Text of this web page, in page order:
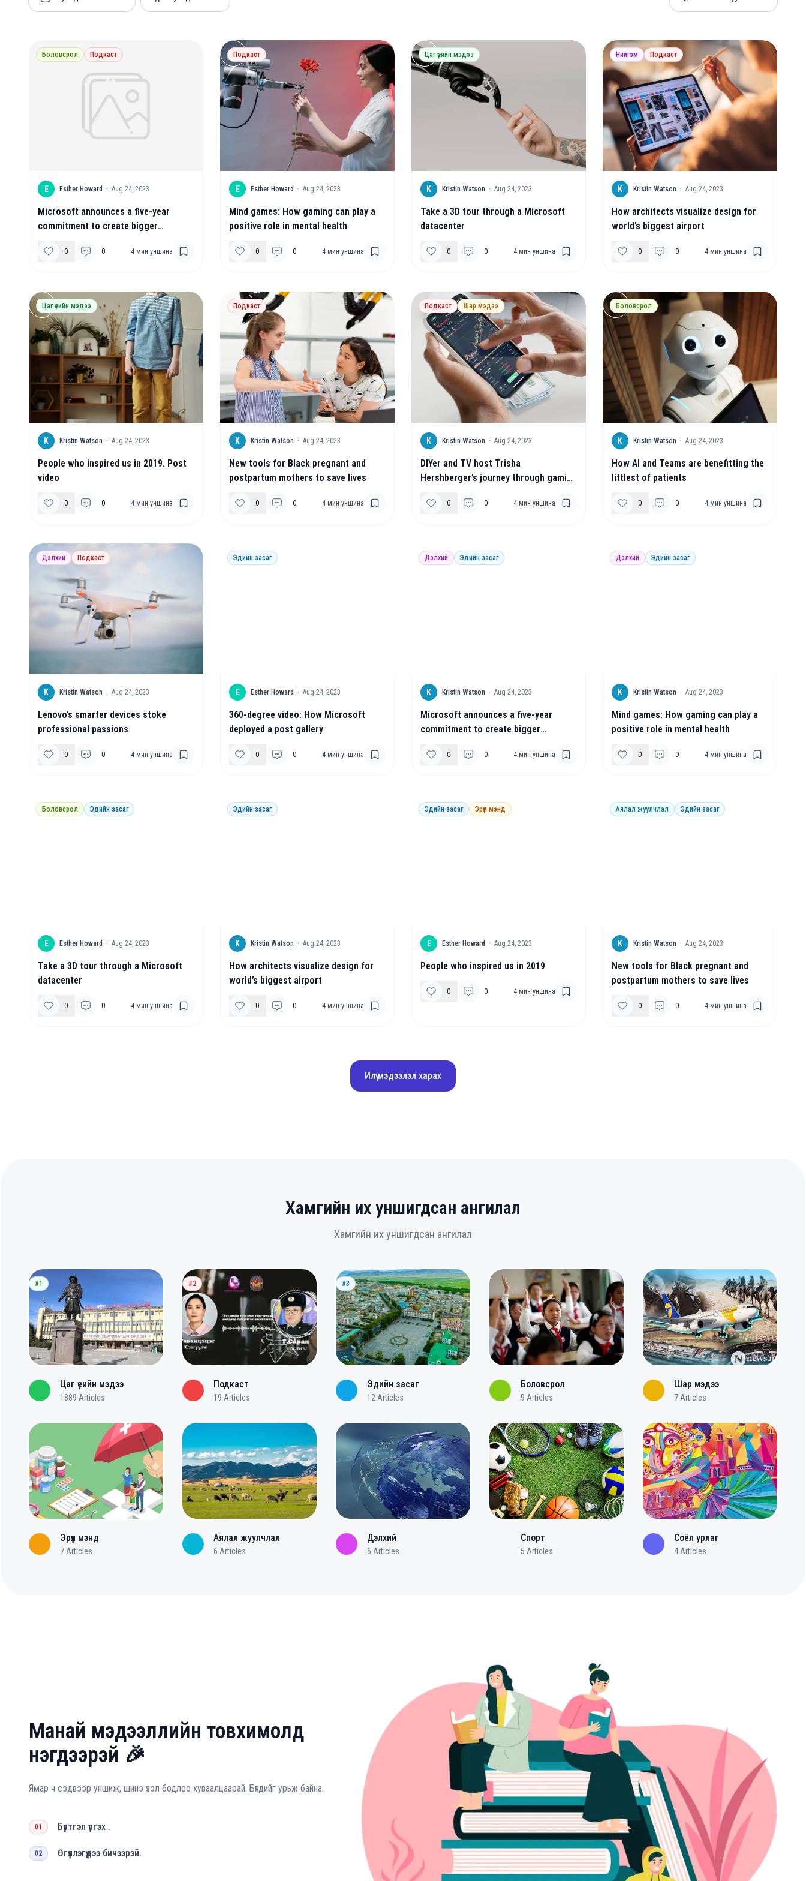
Боловсрол Подкаст
E Esther Howard · Aug 24, 2023
Microsoft announces a five-year
commitment to create bigger
disabilities
0 0 4 мин уншина
Подкаст
E Esther Howard · Aug 24, 2023
Mind games: How gaming can play a
positive role in mental health
0 0 4 мин уншина
Цаг үеийн мэдээ
K Kristin Watson · Aug 24, 2023
Take a 3D tour through a Microsoft
datacenter
0 0 4 мин уншина
Нийгэм Подкаст
K Kristin Watson · Aug 24, 2023
How architects visualize design for
world’s biggest airport
0 0 4 мин уншина
Цаг үеийн мэдээ
K Kristin Watson · Aug 24, 2023
People who inspired us in 2019. Post
video
0 0 4 мин уншина
Подкаст
K Kristin Watson · Aug 24, 2023
New tools for Black pregnant and
postpartum mothers to save lives
0 0 4 мин уншина
Подкаст Шар мэдээ
K Kristin Watson · Aug 24, 2023
DIYer and TV host Trisha
Hershberger’s journey through gaming
0 0 4 мин уншина
Боловсрол
K Kristin Watson · Aug 24, 2023
How AI and Teams are benefitting the
littlest of patients
0 0 4 мин уншина
Дэлхий Подкаст
K Kristin Watson · Aug 24, 2023
Lenovo’s smarter devices stoke
professional passions
0 0 4 мин уншина
Эдийн засаг
E Esther Howard · Aug 24, 2023
360-degree video: How Microsoft
deployed a post gallery
0 0 4 мин уншина
Дэлхий Эдийн засаг
K Kristin Watson · Aug 24, 2023
Microsoft announces a five-year
commitment to create bigger
disabilities
0 0 4 мин уншина
Дэлхий Эдийн засаг
K Kristin Watson · Aug 24, 2023
Mind games: How gaming can play a
positive role in mental health
0 0 4 мин уншина
Боловсрол Эдийн засаг
E Esther Howard · Aug 24, 2023
Take a 3D tour through a Microsoft
datacenter
0 0 4 мин уншина
Эдийн засаг
K Kristin Watson · Aug 24, 2023
How architects visualize design for
world’s biggest airport
0 0 4 мин уншина
Эдийн засаг Эрүүл мэнд
E Esther Howard · Aug 24, 2023
People who inspired us in 2019
0 0 4 мин уншина
Аялал жуулчлал Эдийн засаг
K Kristin Watson · Aug 24, 2023
New tools for Black pregnant and
postpartum mothers to save lives
0 0 4 мин уншина
Илүү мэдээлэл харах
Хамгийн их уншигдсан ангилал
Хамгийн их уншигдсан ангилал
#1
Цаг үеийн мэдээ
1889 Articles
#2
Подкаст
19 Articles
#3
Эдийн засаг
12 Articles
Боловсрол
9 Articles
Шар мэдээ
7 Articles
Эрүүл мэнд
7 Articles
Аялал жуулчлал
6 Articles
Дэлхий
6 Articles
Спорт
5 Articles
Соёл урлаг
4 Articles
Манай мэдээллийн товхимолд
нэгдээрэй 🎉
Ямар ч сэдвээр уншиж, шинэ үзэл бодлоо хуваалцаарай. Бүгдийг урьж байна.
01 Бүртгэл үүсгэх .
02 Өгүүллэгүүдээ бичээрэй.